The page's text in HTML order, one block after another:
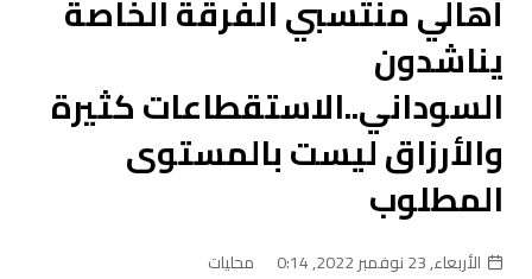
أهالي منتسبي الفرقة الخاصة
يناشدون
السوداني..الاستقطاعات كثيرة
والأرزاق ليست بالمستوى
المطلوب
الأربعاء, 23 نوفمبر 2022, 0:14 محليات